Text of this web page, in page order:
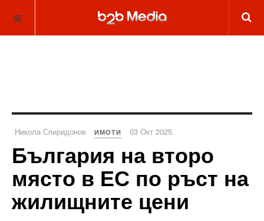
Никола Спиридонов ИМОТИ 03 Окт 2025
България на второ
място в ЕС по ръст на
жилищните цени